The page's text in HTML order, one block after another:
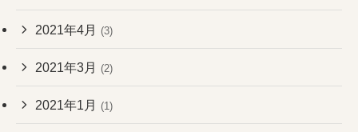
2021年4月 (3)
2021年3月 (2)
2021年1月 (1)